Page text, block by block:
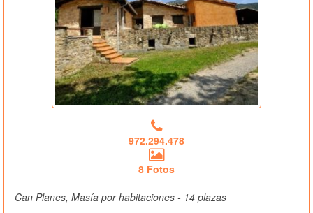
972.294.478
8 Fotos
Can Planes, Masía por habitaciones - 14 plazas